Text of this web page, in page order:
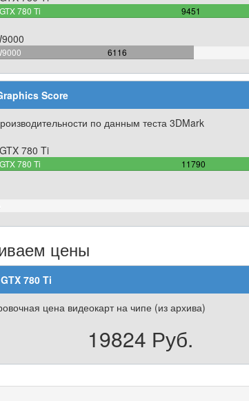
780 Ti 9451
100%
6116
64.712728811766%
Score
по данным теста 3DMark
780 Ti
780 Ti 11790
100%
цены
780 Ti
цена видеокарт на чипе (из архива)
19824 Руб.